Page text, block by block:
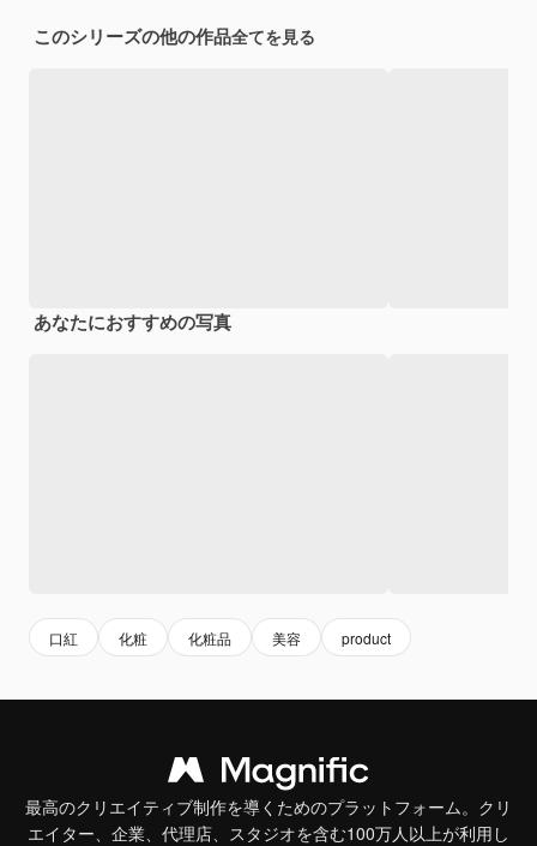
このシリーズの他の作品全てを見る
あなたにおすすめの写真
口紅 化粧 化粧品 美容 product
最高のクリエイティブ制作を導くためのプラットフォーム。クリ
エイター、企業、代理店、スタジオを含む100万人以上が利用し